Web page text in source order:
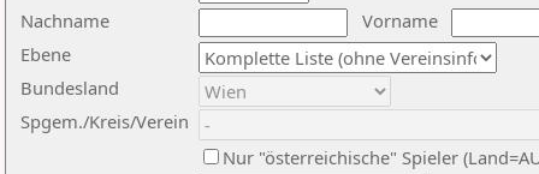
Nachname
Vorname
Ebene
Bundesland
Spgem./Kreis/Verein
Nur "österreichische" Spieler